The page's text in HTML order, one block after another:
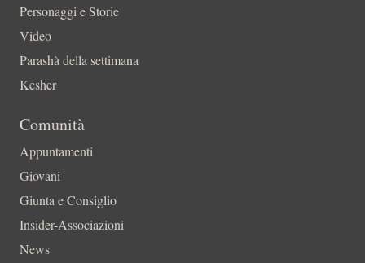
Personaggi e Storie
Video
Parashà della settimana
Kesher
Comunità
Appuntamenti
Giovani
Giunta e Consiglio
Insider-Associazioni
News